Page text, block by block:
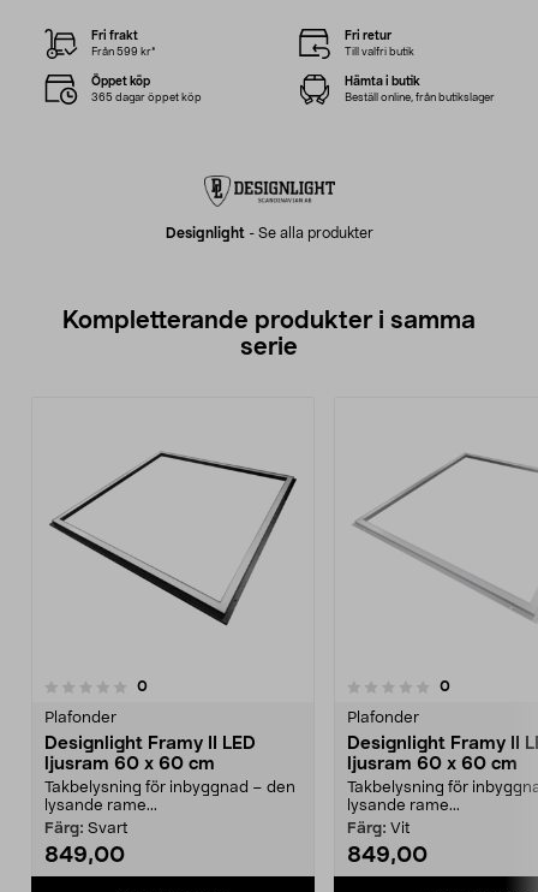
Designlight - Se alla produkter
Fri frakt
Från 599 kr*
Fri retur
Till valfri butik
Öppet köp
365 dagar öppet köp
Hämta i butik
Beställ online, från butikslager
Kompletterande produkter i samma
serie
0recensioner
Plafonder
Designlight Framy II LED
ljusram 60 x 60 cm
Takbelysning för inbyggnad – den
lysande rame...
Färg: Svart
849,00
0.0 av 5 stjärnor 0recensioner
Plafonder
Designlight Framy II
ljusram 60 x 60 cm
Takbelysning för
lysande rame...
Färg: Vit
849,00